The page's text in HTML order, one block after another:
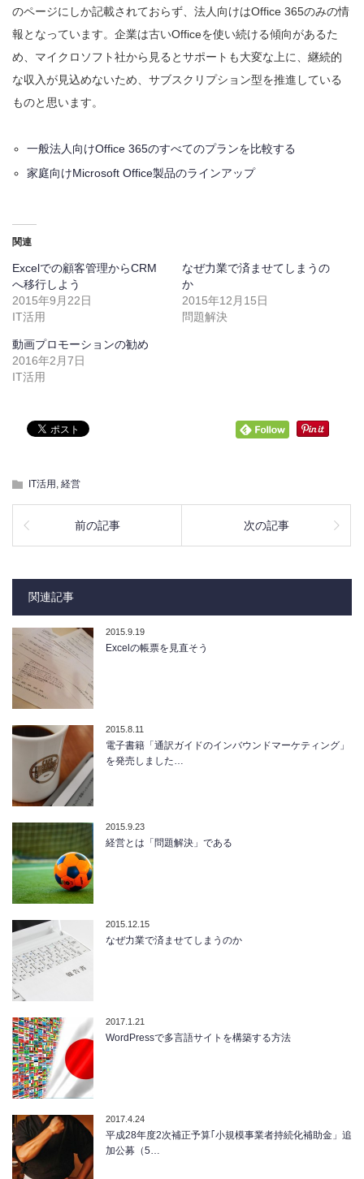
のページにしか記載されておらず、法人向けはOffice 365のみの情
報となっています。企業は古いOfficeを使い続ける傾向があるた
め、マイクロソフト社から見るとサポートも大変な上に、継続的
な収入が見込めないため、サブスクリプション型を推進している
ものと思います。
一般法人向けOffice 365のすべてのプランを比較する
家庭向けMicrosoft Office製品のラインアップ
関連
Excelでの顧客管理からCRM
へ移行しよう
2015年9月22日
IT活用
なぜ力業で済ませてしまうの
か
2015年12月15日
問題解決
動画プロモーションの勧め
2016年2月7日
IT活用
IT活用 経営
前の記事 次の記事
関連記事
2015.9.19
Excelの帳票を見直そう
2015.8.11
電子書籍「通訳ガイドのインバウンドマーケティング」
を発売しました…
2015.9.23
経営とは「問題解決」である
2015.12.15
なぜ力業で済ませてしまうのか
2017.1.21
WordPressで多言語サイトを構築する方法
2017.4.24
平成28年度2次補正予算｢小規模事業者持続化補助金」追
加公募（5…